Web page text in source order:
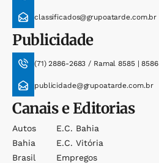
classificados@grupoatarde.com.br
Publicidade
(71) 2886-2683 / Ramal 8585 | 8586
publicidade@grupoatarde.com.br
Canais e Editorias
Autos
Bahia
Brasil
E.c. Bahia
E.c. Vitória
Empregos